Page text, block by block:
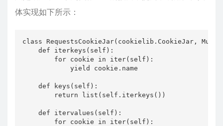
体实现如下所示：
class RequestsCookieJar(cookielib.CookieJar,
    def iterkeys(self):
        for cookie in iter(self):
            yield cookie.name
    def keys(self):
        return list(self.iterkeys())
    def itervalues(self):
        for cookie in iter(self):